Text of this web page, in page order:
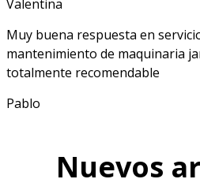
Valentina
Muy buena respuesta en
mantenimiento de maquinaria
totalmente recomendable
Pablo
Nuevos